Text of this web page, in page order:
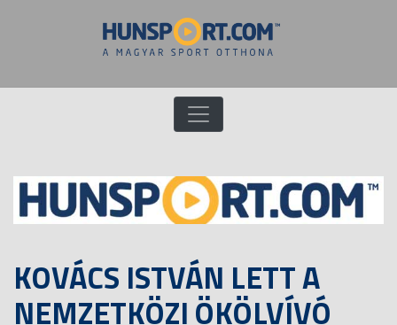
KOVÁCS ISTVÁN LETT A
NEMZETKÖZI ÖKÖLVÍVÓ